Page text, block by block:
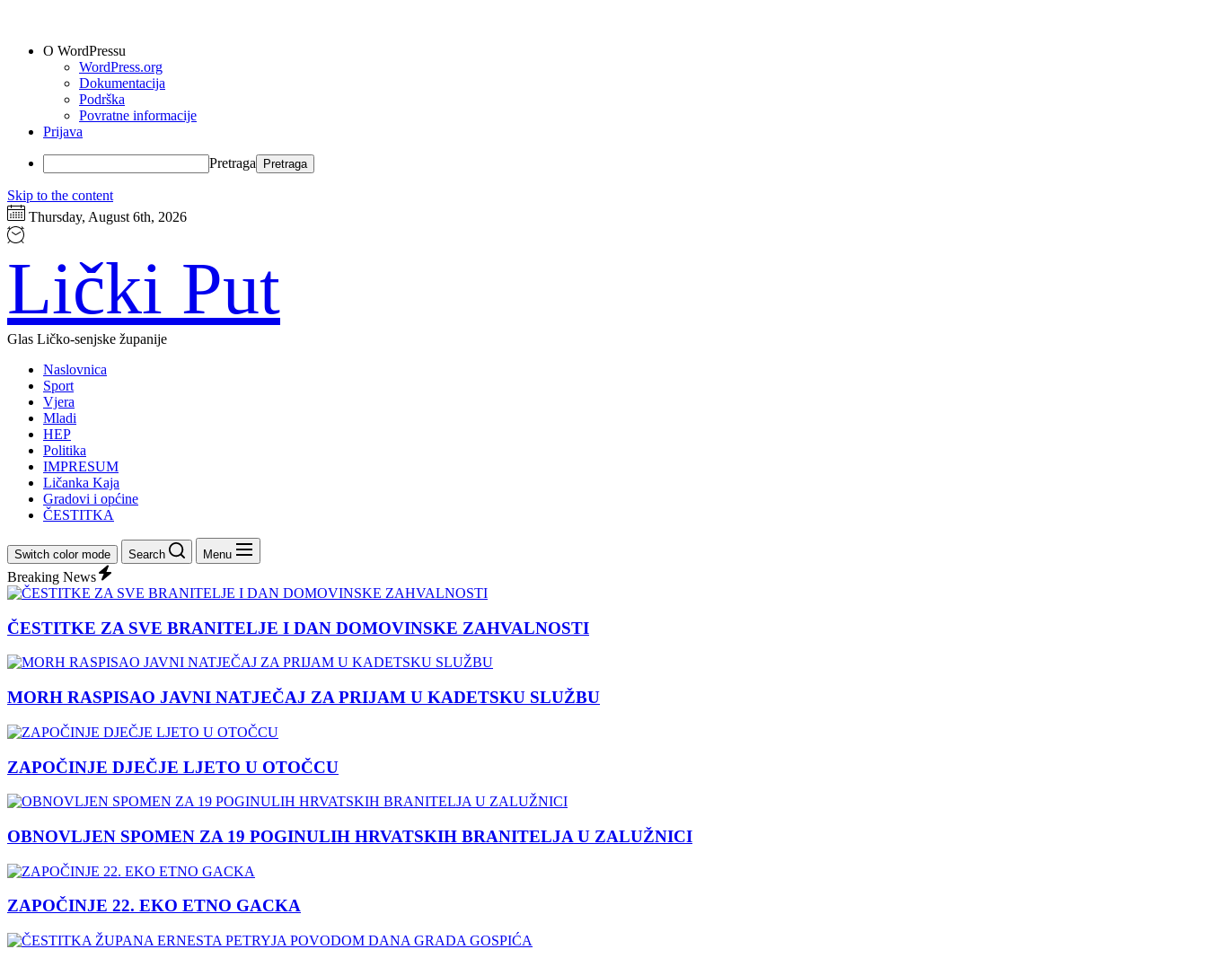
O WordPressu
WordPress.org
Dokumentacija
Podrška
Povratne informacije
Prijava
Pretraga
Skip to the content
Thursday, August 6th, 2026
Lički Put
Glas Ličko-senjske županije
Naslovnica
Sport
Vjera
Mladi
HEP
Politika
IMPRESUM
Ličanka Kaja
Gradovi i općine
ČESTITKA
Switch color mode Search Menu
Breaking News
ČESTITKE ZA SVE BRANITELJE I DAN DOMOVINSKE ZAHVALNOSTI
MORH RASPISAO JAVNI NATJEČAJ ZA PRIJAM U KADETSKU SLUŽBU
ZAPOČINJE DJEČJE LJETO U OTOČCU
OBNOVLJEN SPOMEN ZA 19 POGINULIH HRVATSKIH BRANITELJA U ZALUŽNICI
ZAPOČINJE 22. EKO ETNO GACKA